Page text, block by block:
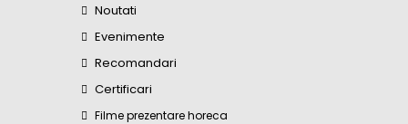
Noutati
Evenimente
Recomandari
Certificari
Filme prezentare horeca